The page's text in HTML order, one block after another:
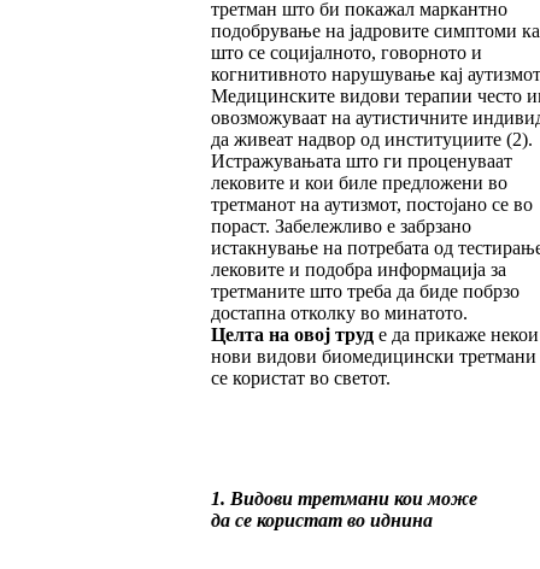
третман што би покажал маркантно
подобрување на јадровите симптоми
што се социјалното, говорното и
когнитивното нарушување кај
Медицинските видови терапии често
овозможуваат на аутистичните
да живеат надвор од институциите (2).
Истражувањата што ги проценуваат
лековите и кои биле предложени во
третманот на аутизмот, постојано се во
пораст. Забележливо е забрзано
истакнување на потребата од
лековите и подобра информација за
третманите што треба да биде побрзо
достапна отколку во минатото.
Целта на овој труде да прикаже некои
нови видови биомедицински
се користат во светот.
1. Видови третмани кои може
да се користат во иднина